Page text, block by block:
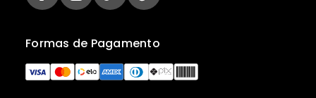
Formas de Pagamento